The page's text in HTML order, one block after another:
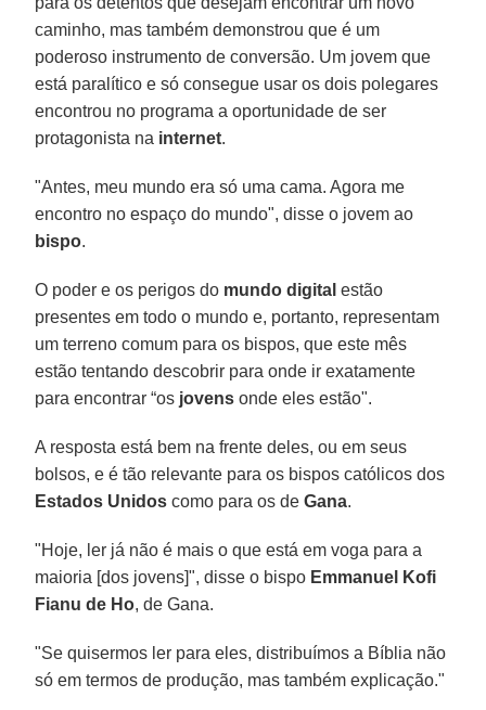
caminho, mas também demonstrou que é um
poderoso instrumento de conversão. Um jovem que
está paralítico e só consegue usar os dois polegares
encontrou no programa a oportunidade de ser
protagonista na internet.
"Antes, meu mundo era só uma cama. Agora me
encontro no espaço do mundo", disse o jovem ao
bispo.
O poder e os perigos do mundo digital estão
presentes em todo o mundo e, portanto, representam
um terreno comum para os bispos, que este mês
estão tentando descobrir para onde ir exatamente
para encontrar “os jovens onde eles estão".
A resposta está bem na frente deles, ou em seus
bolsos, e é tão relevante para os bispos católicos dos
Estados Unidos como para os deGana.
"Hoje, ler já não é mais o que está em voga para a
maioria [dos jovens]", disse o bispo Emmanuel Kofi
Fianu de Ho, de Gana.
"Se quisermos ler para eles, distribuímos a Bíblia não
só em termos de produção, mas também explicação."